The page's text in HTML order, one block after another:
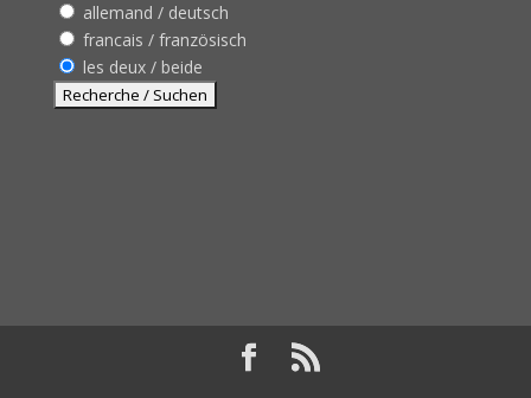
allemand / deutsch
francais / französisch
les deux / beide